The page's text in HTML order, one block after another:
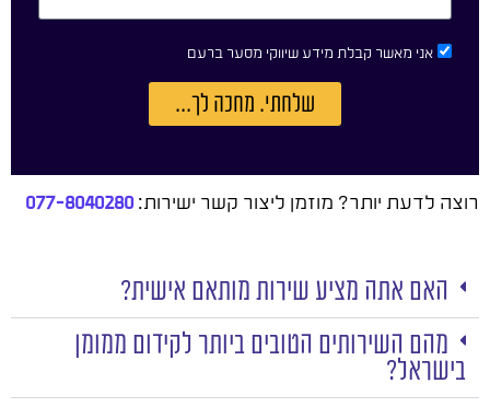
אני מאשר קבלת מידע שיווקי מסער ברעם
שלחתי. מחכה לך...
רוצה לדעת יותר? מוזמן ליצור קשר ישירות:077-8040280
האם אתה מציע שירות מותאם אישית?
מהם השירותים הטובים ביותר לקידום ממומן
בישראל?